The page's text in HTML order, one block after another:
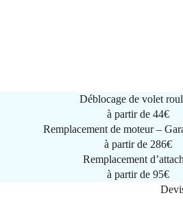
Déblocage de volet
à partir de 44€
Remplacement de moteur –
à partir de 286€
Remplacement
à partir de 95€